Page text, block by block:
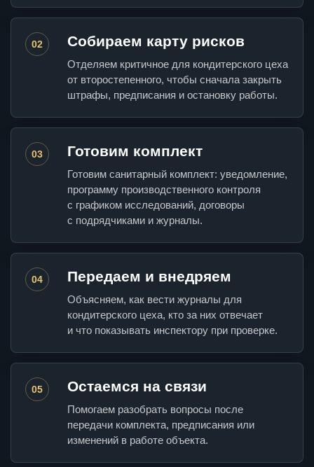
02 Собираем карту рисков
Отделяем критичное для кондитерского цеха
от второстепенного, чтобы сначала закрыть
штрафы, предписания и остановку работы.
03 Готовим комплект
Готовим санитарный комплект: уведомление,
программу производственного контроля
с графиком исследований, договоры
с подрядчиками и журналы.
04 Передаем и внедряем
Объясняем, как вести журналы для
кондитерского цеха, кто за них отвечает
и что показывать инспектору при проверке.
05 Остаемся на связи
Помогаем разобрать вопросы после
передачи комплекта, предписания или
изменений в работе объекта.